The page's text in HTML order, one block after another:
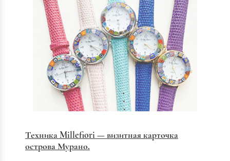
Техника Millefiori — визитная карточка
острова Мурано.